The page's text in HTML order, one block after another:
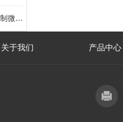
南通科素医药科技有限公司订制微型加氢反应釜
关于我们 产品中心